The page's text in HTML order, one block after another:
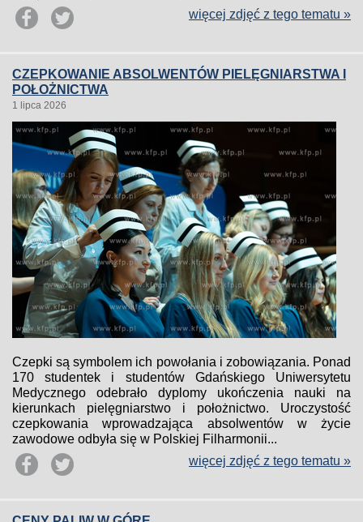
więcej zdjęć z tego tematu »
CZEPKOWANIE ABSOLWENTÓW PIELĘGNIARSTWA I
POŁOŻNICTWA
1 lipca 2026
Czepki są symbolem ich powołania i zobowiązania. Ponad
170 studentek i studentów Gdańskiego Uniwersytetu
Medycznego odebrało dyplomy ukończenia nauki na
kierunkach pielęgniarstwo i położnictwo. Uroczystość
czepkowania wprowadzająca absolwentów w życie
zawodowe odbyła się w Polskiej Filharmonii...
więcej zdjęć z tego tematu »